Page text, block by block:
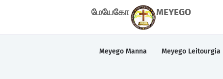
மேயேகோ MEYEGO
Meyego Manna Meyego Leitourgia